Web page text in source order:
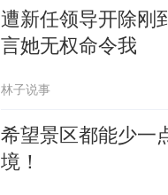
遭新任领导开除刚
言她无权命令我
林子说事
希望景区都能少一
境！